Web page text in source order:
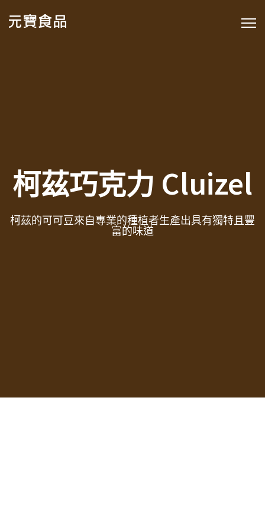
柯茲巧克力 Cluizel
柯茲的可可豆來自專業的種植者生產出具有獨特且豐
富的味道